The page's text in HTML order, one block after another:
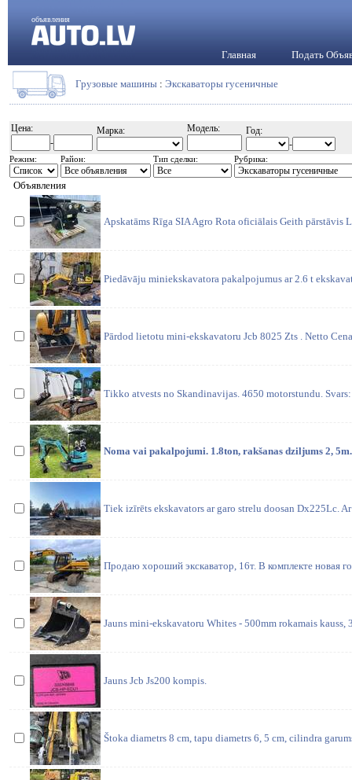
объявления
Главная Подать
Грузовые машины : Экскаваторы гусеничные
Цена:
-
Марка: Модель:
Год:
-
Режим: Район: Тип сделки: Рубрика:
Объявления
Apskatāms Rīga SIA Agro Rota oficiālais Geith pārstāvis
Piedāvāju miniekskavatora pakalpojumus ar 2.6 t
Pārdod lietotu mini-ekskavatoru Jcb 8025 Zts . Netto
Tikko atvests no Skandinavijas. 4650 motorstundu.
Noma vai pakalpojumi. 1.8ton, rakšanas dziljums 2,
Tiek izīrēts ekskavators ar garo strelu doosan Dx225Lc.
Продаю хороший экскaватор, 16т. В комплекте новая
Jauns mini-ekskavatoru Whites - 500mm rokamais kauss,
Jauns Jcb Js200 kompis.
Štoka diametrs 8 cm, tapu diametrs 6, 5 cm, cilindra